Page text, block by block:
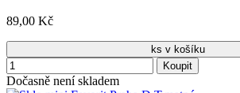
89,00 Kč
ks v košíku
Koupit
Dočasně není skladem